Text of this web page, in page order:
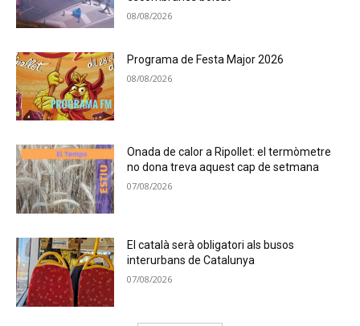
08/08/2026
Programa de Festa Major 2026
08/08/2026
Onada de calor a Ripollet: el termòmetre
no dona treva aquest cap de setmana
07/08/2026
El català serà obligatori als busos
interurbans de Catalunya
07/08/2026